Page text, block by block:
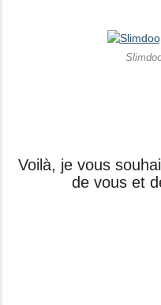
Voilà, je vous
de vous et